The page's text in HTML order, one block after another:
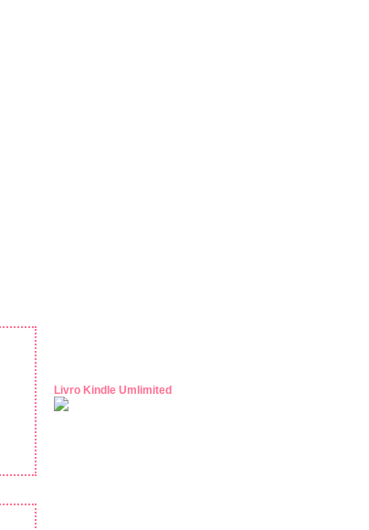
Livro Kindle Umlimited